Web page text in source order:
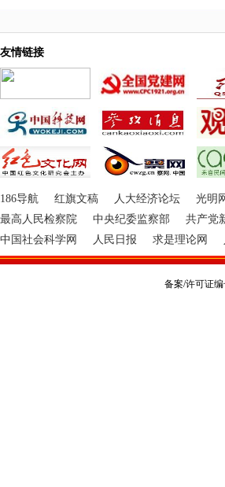
友情链接
186导航 红旗文稿 人大经济论坛 光明
最高人民检察院
中央纪委监察部 共产党
中国社会科学网
人民日报 求是理论网
备案/许可证编